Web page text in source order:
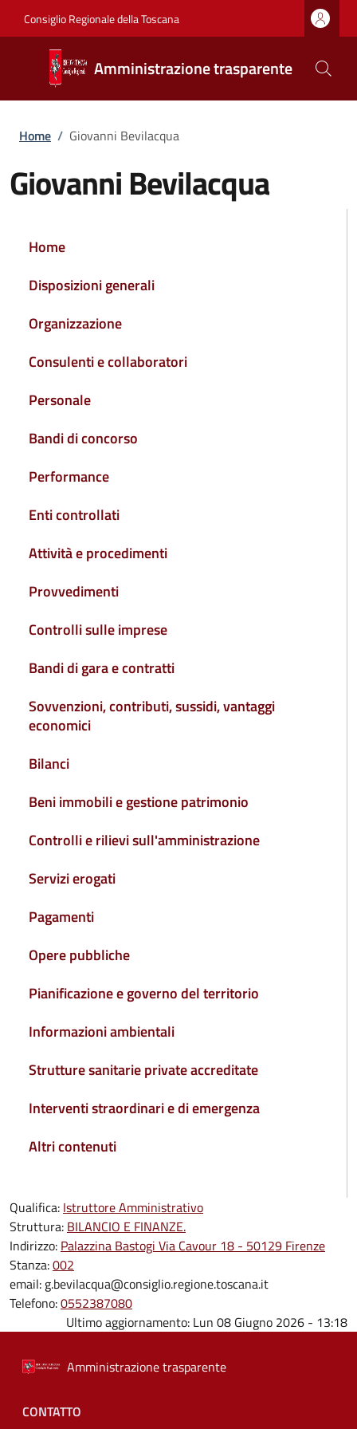
Consiglio Regionale della Toscana
Amministrazione trasparente
Briciole di pane
Home / Giovanni Bevilacqua
Giovanni Bevilacqua
NAVIGAZIONE PRINCIPALE
Home
Disposizioni generali
Organizzazione
Consulenti e collaboratori
Personale
Bandi di concorso
Performance
Enti controllati
Attività e procedimenti
Provvedimenti
Controlli sulle imprese
Bandi di gara e contratti
Sovvenzioni, contributi, sussidi, vantaggi
economici
Bilanci
Beni immobili e gestione patrimonio
Controlli e rilievi sull'amministrazione
Servizi erogati
Pagamenti
Opere pubbliche
Pianificazione e governo del territorio
Informazioni ambientali
Strutture sanitarie private accreditate
Interventi straordinari e di emergenza
Altri contenuti
Qualifica: Istruttore Amministrativo
Struttura: BILANCIO E FINANZE.
Indirizzo: Palazzina Bastogi Via Cavour 18 - 50129 Firenze
Stanza:002
email: g.bevilacqua@consiglio.regione.toscana.it
Telefono:0552387080
Ultimo aggiornamento: Lun 08 Giugno 2026 - 13:18
Amministrazione trasparente
Menu piè di pagina
CONTATTO